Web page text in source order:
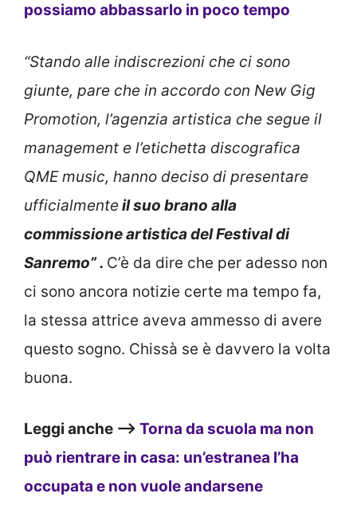
possiamo abbassarlo in poco tempo
“Stando alle indiscrezioni che ci sono
giunte, pare che in accordo con New Gig
Promotion, l’agenzia artistica che segue il
management e l’etichetta discografica
QME music, hanno deciso di presentare
ufficialmenteil suo brano alla
commissione artistica del Festival di
Sanremo” . C’è da dire che per adesso non
ci sono ancora notizie certe ma tempo fa,
la stessa attrice aveva ammesso di avere
questo sogno. Chissà se è davvero la volta
buona.
Leggi anche —> Torna da scuola ma non
può rientrare in casa: un’estranea l’ha
occupata e non vuole andarsene